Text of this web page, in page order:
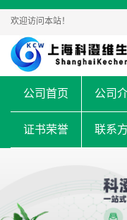
欢迎访问本站！
公司首页 公司
证书荣誉 联系